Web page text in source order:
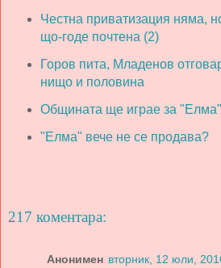
Честна приватизация няма,
що-годе почтена (2)
Горов пита, Младенов
нищо и половина
Общината ще играе за "Елма"
"Елма" вече не се продава?
217 коментара:
Анонимен вторник, 12 юли,